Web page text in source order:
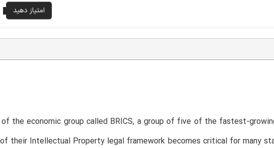
the economic group called BRICS, a group of five of the fastest-
their Intellectual Property legal framework becomes critical for many